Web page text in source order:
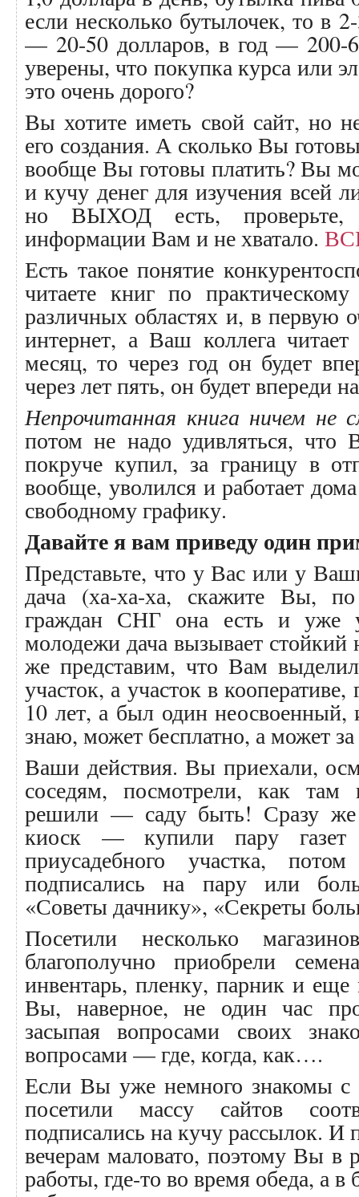
если несколько бутылочек, то в
— 20-50 долларов, в год — 200-
уверены, что покупка курса или
это очень дорого?
Вы хотите иметь свой сайт, но
его создания. А сколько Вы
вообще Вы готовы платить? Вы
и кучу денег для изучения всей
но ВЫХОД есть,
информации Вам и не хватало.
Есть такое понятие
читаете книг по
различных областях и, в первую
интернет, а Ваш коллега
месяц, то через год он будет
через лет пять, он будет впереди
Непрочитанная книга ничем
потом не надо удивляться,
покруче купил, за границу в
вообще, уволился и работает
свободному графику.
Давайте я вам приведу один
Представьте, что у Вас или у
дача (ха-ха-ха, скажите Вы,
граждан СНГ она есть и уже
молодежи дача вызывает стойкий
же представим, что Вам
участок, а участок в
10 лет, а был один
знаю, может бесплатно, а может
Ваши действия. Вы приехали,
соседям, посмотрели, как там
решили — саду быть! Сразу же
киоск — купили пару
приусадебного участка,
подписались на пару или
«Советы дачнику», «Секреты
Посетили несколько
благополучно приобрели
инвентарь, пленку, парник и
Вы, наверное, не один час
засыпая вопросами своих
вопросами — где, когда, как….
Если Вы уже немного знакомы с
посетили массу сайтов
подписались на кучу рассылок. И
вечерам маловато, поэтому Вы в
работы, где-то во время обеда, а